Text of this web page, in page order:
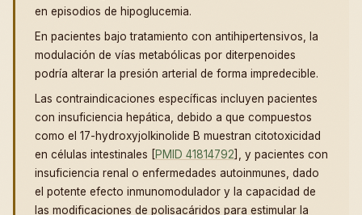
en episodios de hipoglucemia.
En pacientes bajo tratamiento con antihipertensivos, la
modulación de vías metabólicas por diterpenoides
podría alterar la presión arterial de forma impredecible.
Las contraindicaciones específicas incluyen pacientes
con insuficiencia hepática, debido a que compuestos
como el 17-hydroxyjolkinolide B muestran citotoxicidad
en células intestinales [PMID 41814792], y pacientes con
insuficiencia renal o enfermedades autoinmunes, dado
el potente efecto inmunomodulador y la capacidad de
las modificaciones de polisacáridos para estimular la